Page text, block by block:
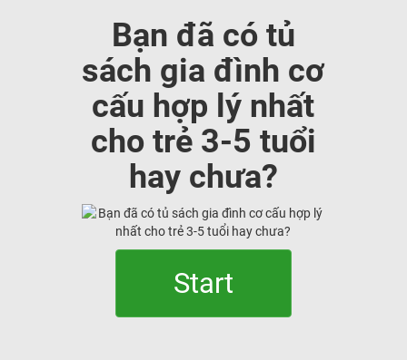
Bạn đã có tủ
sách gia đình cơ
cấu hợp lý nhất
cho trẻ 3-5 tuổi
hay chưa?
Start